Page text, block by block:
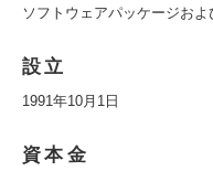
ソフトウェアパッケージおよ
設立
1991年10月1日
資本金